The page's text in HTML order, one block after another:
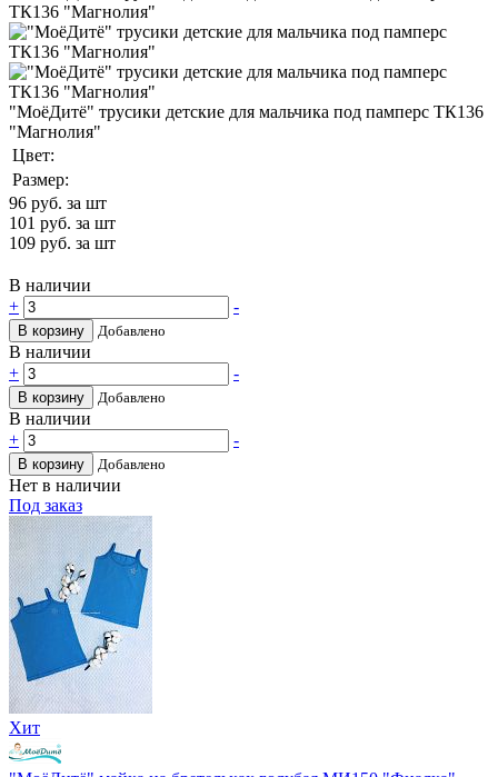
"МоёДитё" трусики детские для мальчика под памперс ТК136
"Магнолия"
Цвет:
Размер:
96 руб. за шт
101 руб. за шт
109 руб. за шт
В наличии
+
-
В корзину Добавлено
В наличии
+
-
В корзину Добавлено
В наличии
+
-
В корзину Добавлено
Нет в наличии
Под заказ
Хит